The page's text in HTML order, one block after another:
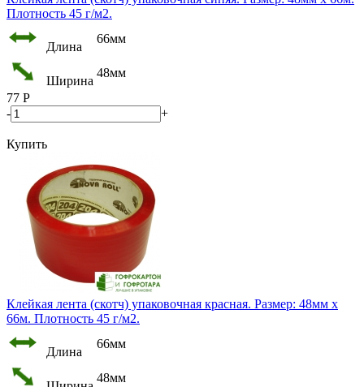
Плотность 45 г/м2.
Длина
66мм
Ширина
48мм
77 Р
-
+
Купить
Клейкая лента (скотч) упаковочная красная. Размер: 48мм х
66м. Плотность 45 г/м2.
Длина
66мм
48мм